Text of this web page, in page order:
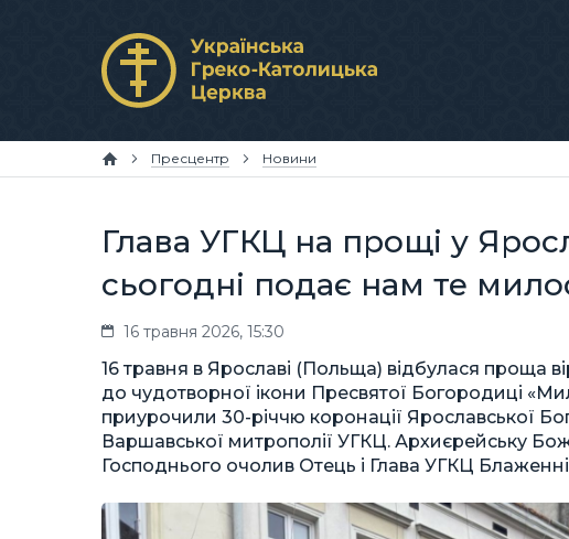
Пресцентр Новини
Глава УГКЦ на прощі у
сьогодні подає нам те
16 травня 2026, 15:30
16 травня в Ярославі (Польща) відбулася проща
до чудотворної ікони Пресвятої Богородиці
приурочили 30-річчю коронації Ярославської
Варшавської митрополії УГКЦ. Архиєрейську
Господнього очолив Отець і Глава УГКЦ